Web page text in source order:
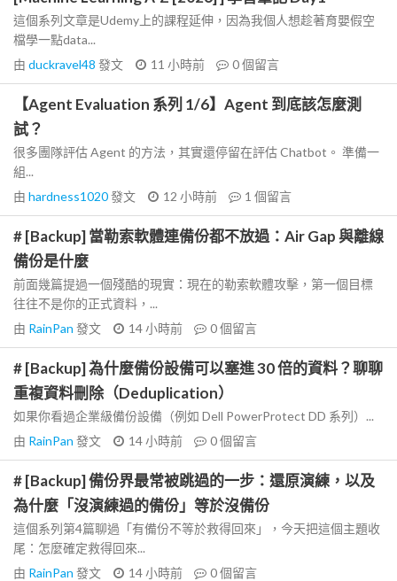
這個系列文章是Udemy上的課程延伸，因為我個人想趁著育嬰假空
檔學一點data...
由 duckravel48 發文 11 小時前 0個留言
【Agent Evaluation 系列 1/6】Agent 到底該怎麼測
試？
很多團隊評估 Agent 的方法，其實還停留在評估 Chatbot。 準備一
組...
由 hardness1020發文 12 小時前 1 個留言
# [Backup] 當勒索軟體連備份都不放過：Air Gap 與離線
備份是什麼
前面幾篇提過一個殘酷的現實：現在的勒索軟體攻擊，第一個目標
往往不是你的正式資料，...
由 RainPan 發文 14 小時前 0個留言
# [Backup] 為什麼備份設備可以塞進 30 倍的資料？聊聊
重複資料刪除（Deduplication）
如果你看過企業級備份設備（例如 Dell PowerProtect DD 系列）...
由 RainPan 發文 14 小時前 0個留言
# [Backup] 備份界最常被跳過的一步：還原演練，以及
為什麼「沒演練過的備份」等於沒備份
這個系列第4篇聊過「有備份不等於救得回來」，今天把這個主題收
尾：怎麼確定救得回來...
由 RainPan 發文 14 小時前 0個留言